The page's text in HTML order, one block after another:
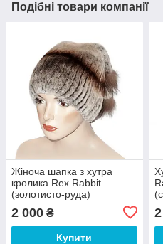
Подібні товари компанії
Жіноча шапка з хутра
кролика Rex Rabbit
(золотисто-руда)
2 000 ₴
Купити